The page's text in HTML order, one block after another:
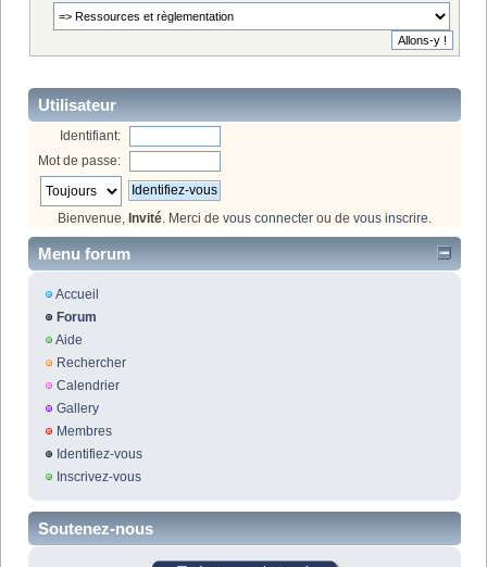
Utilisateur
Identifiant:
Mot de passe:
Bienvenue, Invité. Merci de vous connecter ou de vous inscrire.
Menu forum
Accueil
Forum
Aide
Rechercher
Calendrier
Gallery
Membres
Identifiez-vous
Inscrivez-vous
Soutenez-nous